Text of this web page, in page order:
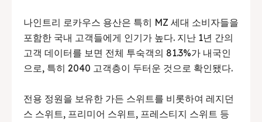
나인트리 로카우스 용산은 특히 MZ 세대 소비자들을
포함한 국내 고객들에게 인기가 높다. 지난 1년 간의
고객 데이터를 보면 전체 투숙객의 81.3%가 내국인
으로, 특히 2040 고객층이 두터운 것으로 확인됐다.
전용 정원을 보유한 가든 스위트를 비롯하여 레지던
스 스위트, 프리미어 스위트, 프레스티지 스위트 등